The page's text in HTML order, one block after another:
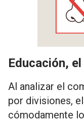
Educación,
Al analizar el
por divisiones,
cómodamente